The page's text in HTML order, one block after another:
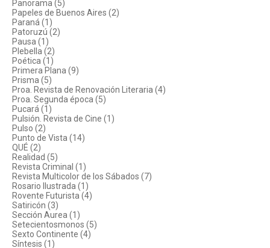
Panorama (5)
Papeles de Buenos Aires (2)
Paraná (1)
Patoruzú (2)
Pausa (1)
Plebella (2)
Poética (1)
Primera Plana (9)
Prisma (5)
Proa. Revista de Renovación Literaria (4)
Proa. Segunda época (5)
Pucará (1)
Pulsión. Revista de Cine (1)
Pulso (2)
Punto de Vista (14)
QUÉ (2)
Realidad (5)
Revista Criminal (1)
Revista Multicolor de los Sábados (7)
Rosario Ilustrada (1)
Rovente Futurista (4)
Satiricón (3)
Sección Aurea (1)
Setecientosmonos (5)
Sexto Continente (4)
Síntesis (1)